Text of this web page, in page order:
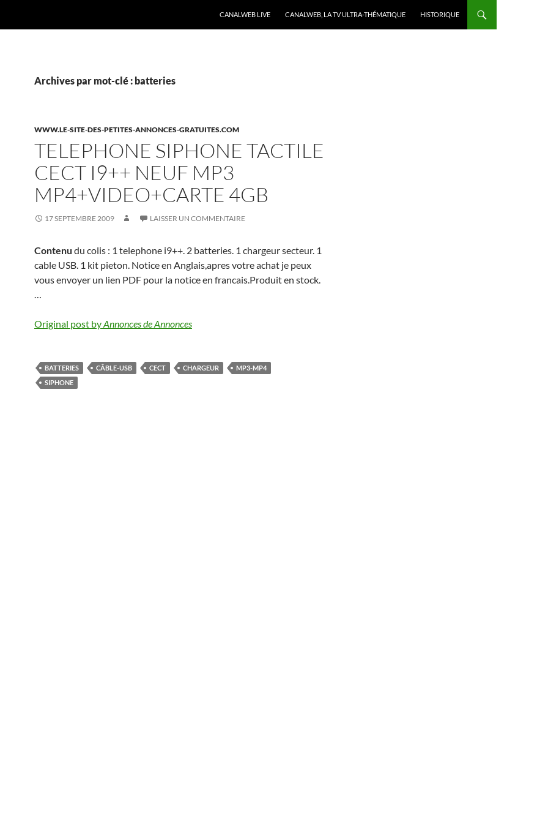
CANALWEB LIVE CANALWEB, LA TV ULTRA-THÉMATIQUE HISTORIQUE
Archives par mot-clé : batteries
WWW.LE-SITE-DES-PETITES-ANNONCES-GRATUITES.COM
TELEPHONE SIPHONE TACTILE
CECT I9++ NEUF MP3
MP4+VIDEO+CARTE 4GB
17 SEPTEMBRE 2009 LAISSER UN COMMENTAIRE
Contenu du colis : 1 telephone i9++. 2 batteries. 1 chargeur secteur. 1
cable USB. 1 kit pieton. Notice en Anglais,apres votre achat je peux
vous envoyer un lien PDF pour la notice en francais.Produit en stock.
…
Original post byAnnonces de Annonces
BATTERIES CÂBLE-USB CECT CHARGEUR
MP3-MP4
SIPHONE